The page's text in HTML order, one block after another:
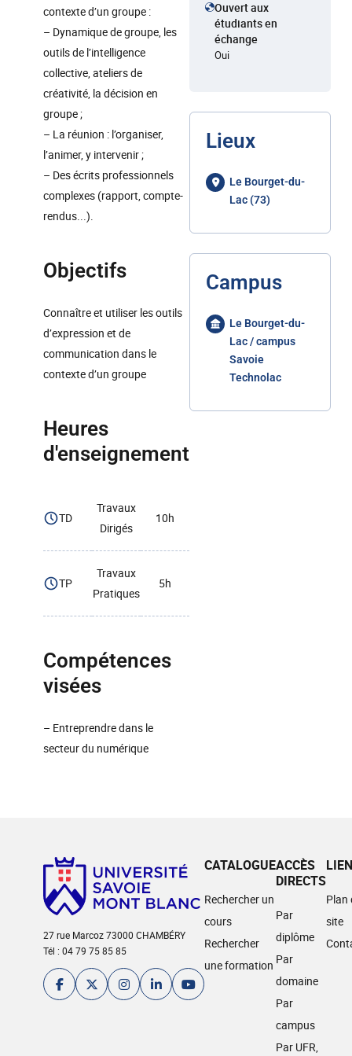
contexte d’un groupe :
– Dynamique de groupe, les
outils de l’intelligence
collective, ateliers de
créativité, la décision en
groupe ;
– La réunion : l’organiser,
l’animer, y intervenir ;
– Des écrits professionnels
complexes (rapport, compte-
rendus...).
Objectifs
Connaître et utiliser les outils
d’expression et de
communication dans le
contexte d’un groupe
Heures
d'enseignement
TD
Travaux
Dirigés
10h
TP
Travaux
Pratiques
5h
Compétences
visées
– Entreprendre dans le
secteur du numérique
Ouvert aux
étudiants en
échange
Oui
Lieux
Le Bourget-du-
Lac (73)
Campus
Le Bourget-du-
Lac / campus
Savoie
Technolac
27 rue Marcoz 73000 CHAMBÉRY
Tél : 04 79 75 85 85
CATALOGUE
Rechercher un
cours
Rechercher
une formation
ACCÈS
DIRECTS
Par
diplôme
Par
domaine
Par
campus
Par UFR,
Plan
site